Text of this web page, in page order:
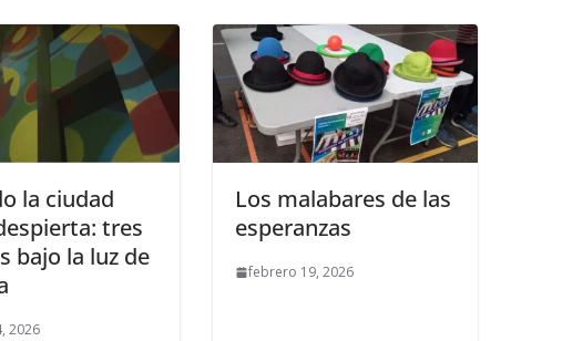
la ciudad
tres
bajo la luz de
2026
Los malabares de las
esperanzas
febrero 19, 2026